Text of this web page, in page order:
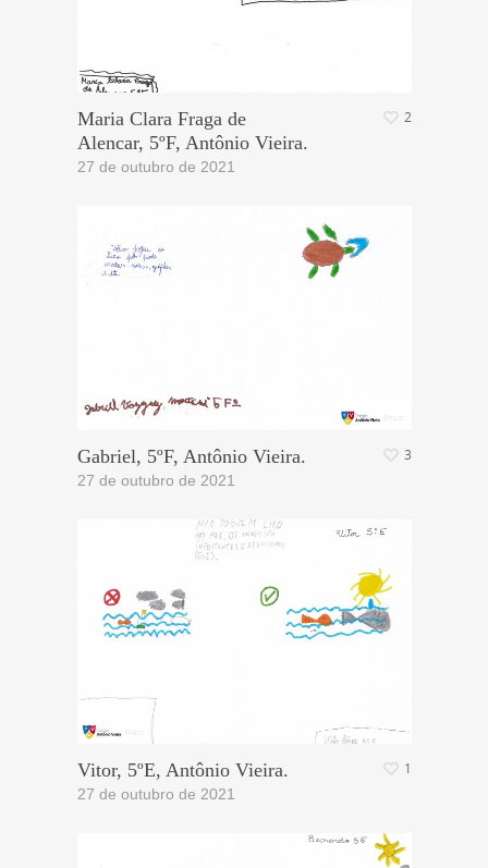
Maria Clara Fraga de
Alencar, 5ºF, Antônio Vieira.
27 de outubro de 2021
2
Gabriel, 5ºF, Antônio Vieira.
27 de outubro de 2021
3
Vitor, 5ºE, Antônio Vieira.
27 de outubro de 2021
1